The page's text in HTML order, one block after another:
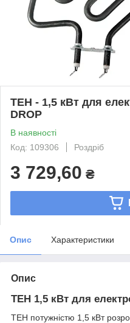
ТЕН - 1,5 кВт для
DROP
В наявності
Код: 109306
Роздріб
3 729,60 ₴
Опис Характеристики
Опис
ТЕН 1,5 кВт для
ТЕН потужністю 1,5 кВт